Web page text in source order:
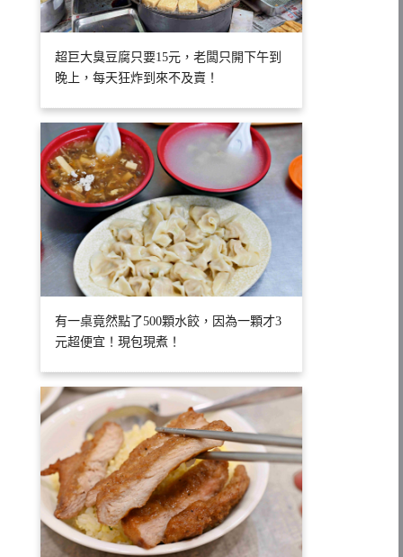
超巨大臭豆腐只要15元，老闆只開下午到
晚上，每天狂炸到來不及賣！
有一桌竟然點了500顆水餃，因為一顆才3
元超便宜！現包現煮！